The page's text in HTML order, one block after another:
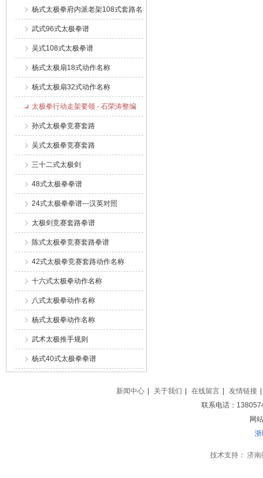
杨式太极拳府内派老架108式套路名称
武式96式太极拳谱
吴式108式太极拳谱
杨式太极扇18式动作名称
杨式太极扇32式动作名称
太极拳行动走架要领 - 石荣涛整编
孙式太极拳竞赛套路
吴式太极拳竞赛套路
三十二式太极剑
48式太极拳拳谱
24式太极拳拳谱---汉英对照
太极剑竞赛套路拳谱
陈式太极拳竞赛套路拳谱
42式太极拳竞赛套路动作名称
十六式太极拳动作名称
八式太极拳动作名称
杨式太极拳动作名称
武术太极推手规则
杨式40式太极拳拳谱
新闻中心 关于我们 在线留言 友情链接
联系电话：
网
技术支持： 济南